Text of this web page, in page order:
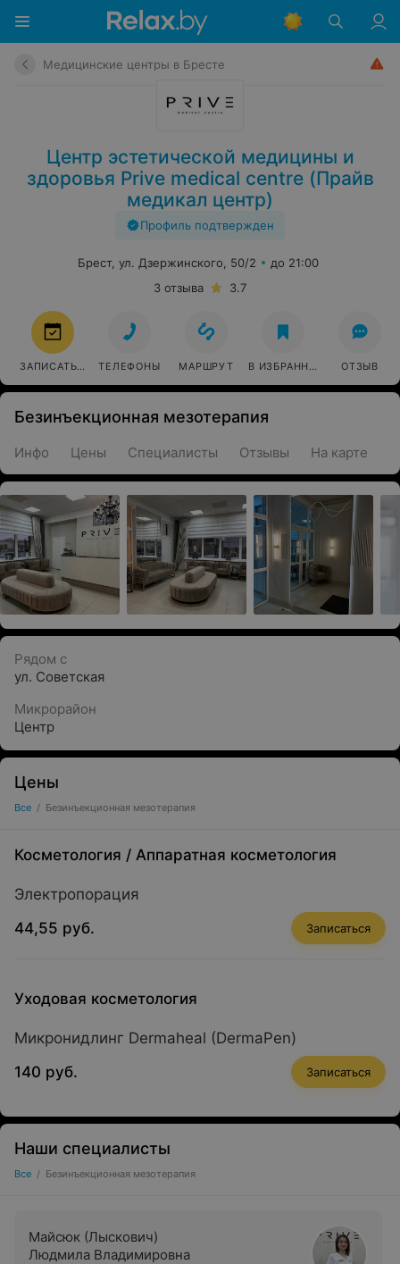
Медицинские центры в Бресте
Центр эстетической медицины и
здоровья Prive medical centre (Прайв
медикал центр)
Профиль подтвержден
Брест, ул. Дзержинского, 50/2
до 21:00
3 отзыва
3.7
ЗАПИСАТЬСЯ ТЕЛЕФОНЫ МАРШРУТ В ИЗБРАННОЕ ОТЗЫВ
Безинъекционная мезотерапия
Инфо Цены Специалисты Отзывы На карте
Рядом с
ул. Советская
Микрорайон
Центр
Цены
Все / Безинъекционная мезотерапия
Косметология / Аппаратная косметология
Электропорация
44,55 руб.
Записаться
Уходовая косметология
Микронидлинг Dermaheal (DermaPen)
140 руб.
Записаться
Наши специалисты
Все / Безинъекционная мезотерапия
Майсюк (Лыскович)
Людмила Владимировна